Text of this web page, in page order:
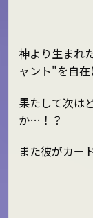
神より生まれ
ャント"を自在
果たして次は
か…！？
また彼がカー